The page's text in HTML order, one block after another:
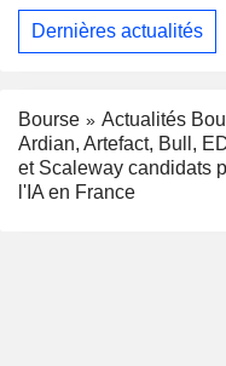
Dernières actualités
Bourse
Actualités
Ardian, Artefact, Bull,
et Scaleway candidats
l'IA en France